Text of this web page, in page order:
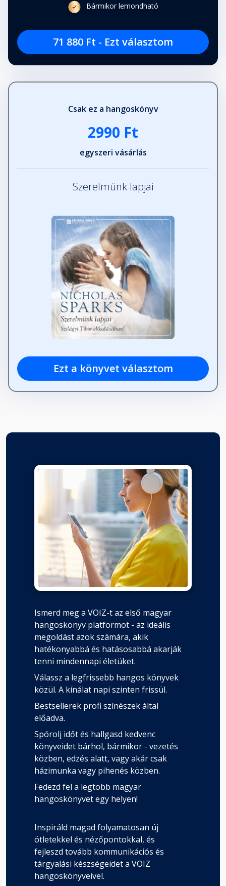
Bármikor lemondható
71 880 Ft - Ezt választom
Csak ez a hangoskönyv
2990 Ft
egyszeri vásárlás
Szerelmünk lapjai
Ezt a könyvet választom
Ismerd meg a VOIZ-t az első magyar
hangoskönyv platformot - az ideális
megoldást azok számára, akik
hatékonyabbá és hatásosabbá akarják
tenni mindennapi életüket.
Válassz a legfrissebb hangos könyvek
közül. A kínálat napi szinten frissül.
Bestsellerek profi színészek által
előadva.
Spórolj időt és hallgasd kedvenc
könyveidet bárhol, bármikor - vezetés
közben, edzés alatt, vagy akár csak
házimunka vagy pihenés közben.
Fedezd fel a legtöbb magyar
hangoskönyvet egy helyen!
Inspiráld magad folyamatosan új
ötletekkel és nézőpontokkal, és
fejleszd tovább kommunikációs és
tárgyalási készségeidet a VOIZ
hangoskönyveivel.